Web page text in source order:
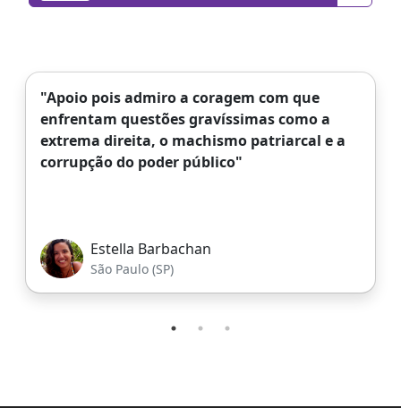
"Apoio pois admiro a coragem com que
enfrentam questões gravíssimas como a
extrema direita, o machismo patriarcal e a
corrupção do poder público"
Estella Barbachan
São Paulo (SP)